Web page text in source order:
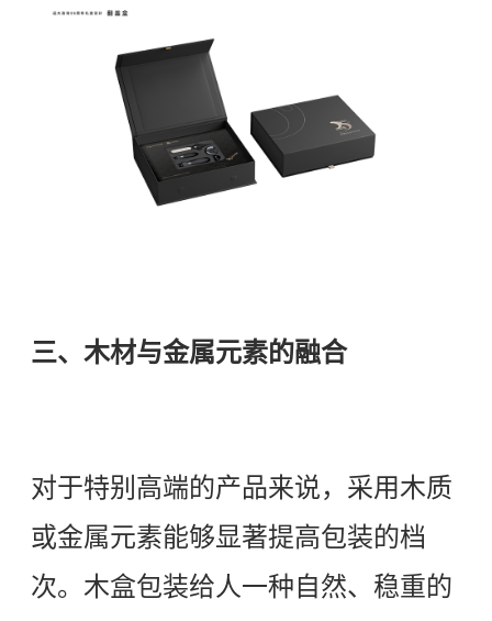
三、木材与金属元素的融合
对于特别高端的产品来说，采用木质
或金属元素能够显著提高包装的档
次。木盒包装给人一种自然、稳重的